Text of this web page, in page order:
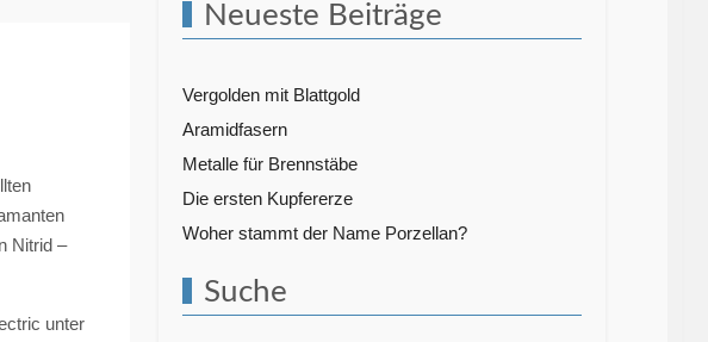
Nitrid –
unter
Neueste Beiträge
Vergolden mit Blattgold
Aramidfasern
Metalle für Brennstäbe
Die ersten Kupfererze
Woher stammt der Name Porzellan?
Suche